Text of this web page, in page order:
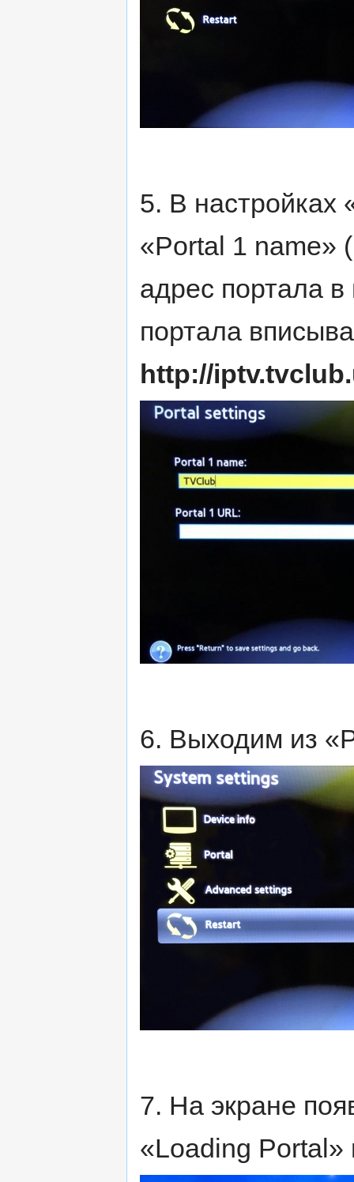
5. В настройках
«Portal 1 name»
адрес портала
портала
http://
6. Выходим из
7. На экране
«Loading Portal»